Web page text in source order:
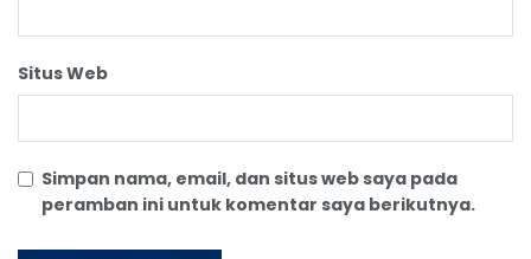
Situs Web
Simpan nama, email, dan situs web saya pada
peramban ini untuk komentar saya berikutnya.